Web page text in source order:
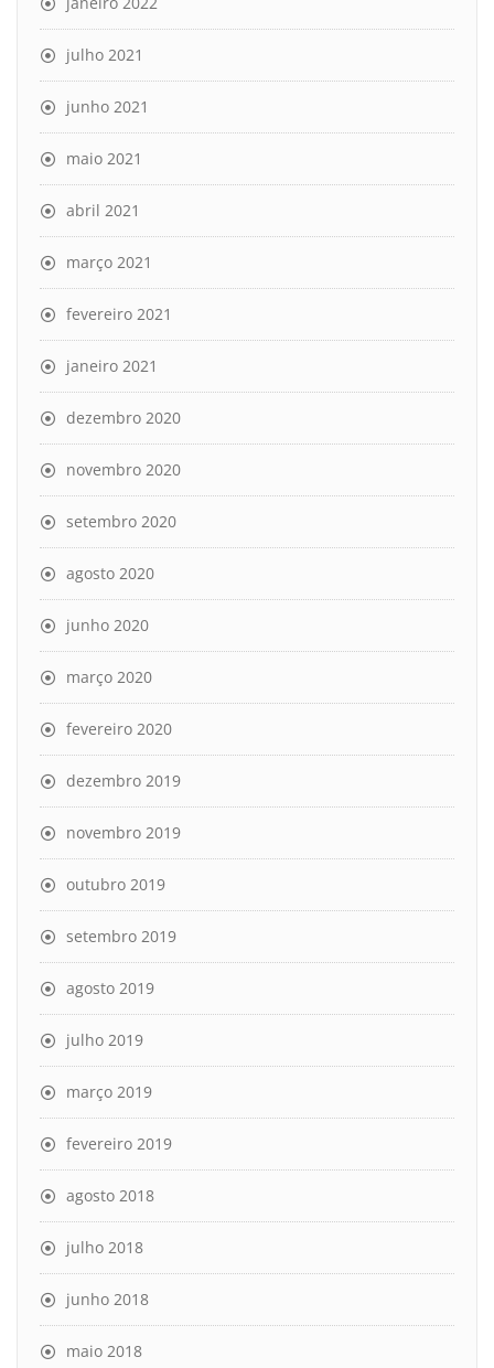
julho 2021
junho 2021
maio 2021
abril 2021
março 2021
fevereiro 2021
janeiro 2021
dezembro 2020
novembro 2020
setembro 2020
agosto 2020
junho 2020
março 2020
fevereiro 2020
dezembro 2019
novembro 2019
outubro 2019
setembro 2019
agosto 2019
julho 2019
março 2019
fevereiro 2019
agosto 2018
julho 2018
junho 2018
maio 2018